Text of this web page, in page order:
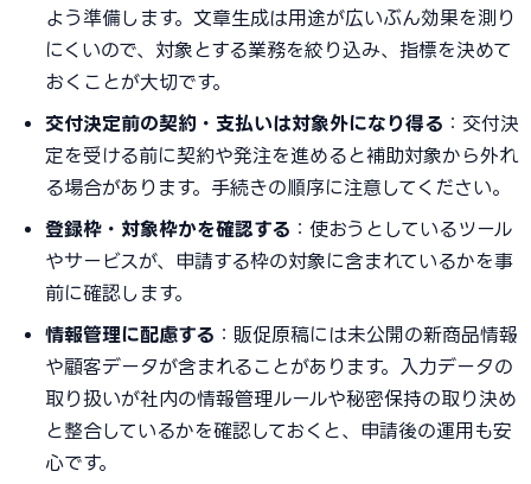
よう準備します。文章生成は用途が広いぶん効果を測り
にくいので、対象とする業務を絞り込み、指標を決めて
おくことが大切です。
交付決定前の契約・支払いは対象外になり得る ：交付決
定を受ける前に契約や発注を進めると補助対象から外れ
る場合があります。手続きの順序に注意してください。
登録枠・対象枠かを確認する ：使おうとしているツール
やサービスが、申請する枠の対象に含まれているかを事
前に確認します。
情報管理に配慮する ：販促原稿には未公開の新商品情報
や顧客データが含まれることがあります。入力データの
取り扱いが社内の情報管理ルールや秘密保持の取り決め
と整合しているかを確認しておくと、申請後の運用も安
心です。